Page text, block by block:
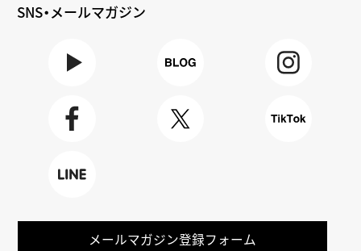
SNS・メールマガジン
メールマガジン登録フォーム